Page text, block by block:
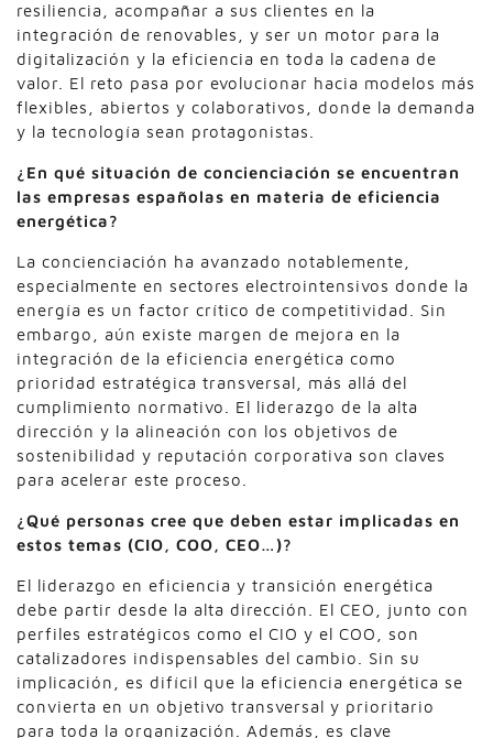
resiliencia, acompañar a sus clientes en la
integración de renovables, y ser un motor para la
digitalización y la eficiencia en toda la cadena de
valor. El reto pasa por evolucionar hacia modelos más
flexibles, abiertos y colaborativos, donde la demanda
y la tecnología sean protagonistas.
¿En qué situación de concienciación se encuentran
las empresas españolas en materia de eficiencia
energética?
La concienciación ha avanzado notablemente,
especialmente en sectores electrointensivos donde la
energía es un factor crítico de competitividad. Sin
embargo, aún existe margen de mejora en la
integración de la eficiencia energética como
prioridad estratégica transversal, más allá del
cumplimiento normativo. El liderazgo de la alta
dirección y la alineación con los objetivos de
sostenibilidad y reputación corporativa son claves
para acelerar este proceso.
¿Qué personas cree que deben estar implicadas en
estos temas (CIO, COO, CEO…)?
El liderazgo en eficiencia y transición energética
debe partir desde la alta dirección. El CEO, junto con
perfiles estratégicos como el CIO y el COO, son
catalizadores indispensables del cambio. Sin su
implicación, es difícil que la eficiencia energética se
convierta en un objetivo transversal y prioritario
para toda la organización. Además, es clave